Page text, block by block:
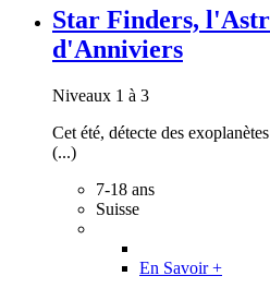
Star Finders,
d'Anniviers
Niveaux 1 à 3
Cet été, détecte des
(...)
7-18 ans
Suisse
En Savoir +